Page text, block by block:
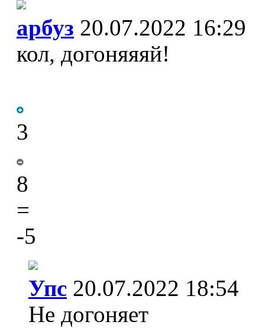
арбуз 20.07.2022 16:29
кол, догоняяяй!
3
8
=
-5
Упс 20.07.2022 18:54
Не догоняет